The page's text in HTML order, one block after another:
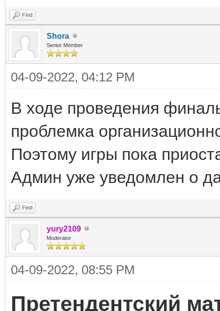
Find
Shora
Senior Member
04-09-2022, 04:12 PM
В ходе проведения
проблемка
Поэтому игры пока
Админ уже уведомлен о
Find
yury2109
Moderator
04-09-2022, 08:55 PM
Претендентский